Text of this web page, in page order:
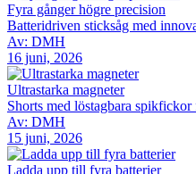
Fyra gånger högre precision
Batteridriven sticksåg med
Av: DMH
16 juni, 2026
Ultrastarka magneter
Shorts med löstagbara spikfickor
Av: DMH
15 juni, 2026
Ladda upp till fyra batterier